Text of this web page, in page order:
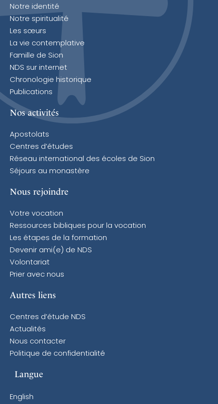
Notre identité
Notre spiritualité
Les sœurs
La vie contemplative
Famille de Sion
NDS sur internet
Chronologie historique
Publications
Nos activités
Apostolats
Centres d’études
Réseau international des écoles de Sion
Séjours au monastère
Nous rejoindre
Votre vocation
Ressources bibliques pour la vocation
Les étapes de la formation
Devenir ami(e) de NDS
Volontariat
Prier avec nous
Autres liens
Centres d’étude NDS
Actualités
Nous contacter
Politique de confidentialité
Langue
English